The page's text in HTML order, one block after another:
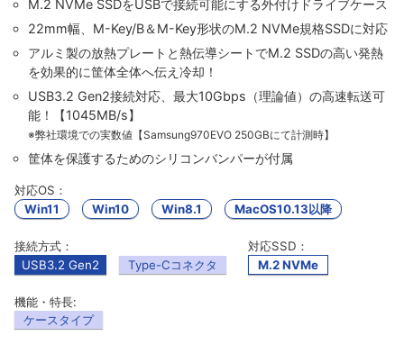
M.2 NVMe SSDをUSBで接続可能にする外付けドライブケース
22mm幅、M-Key/B＆M-Key形状のM.2 NVMe規格SSDに対応
アルミ製の放熱プレートと熱伝導シートでM.2 SSDの高い発熱
を効果的に筐体全体へ伝え冷却！
USB3.2 Gen2接続対応、最大10Gbps（理論値）の高速転送可
能！【1045MB/s】
※弊社環境での実数値【Samsung970EVO 250GBにて計測時】
筐体を保護するためのシリコンバンパーが付属
対応OS：
Win11
Win10 Win8.1 MacOS10.13以降
接続方式：
USB3.2 Gen2
Type-Cコネクタ
対応SSD：
M.2 NVMe
機能・特長:
ケースタイプ